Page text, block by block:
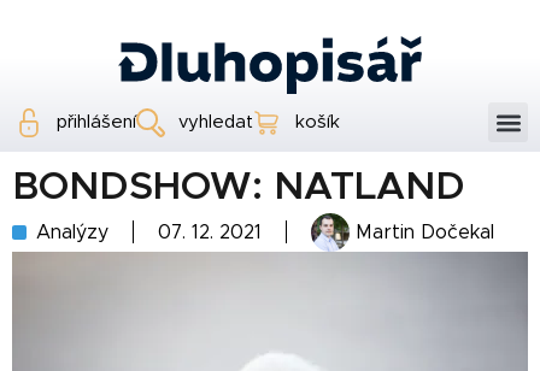
přihlášení vyhledat košík
BONDSHOW: NATLAND
Analýzy 07. 12. 2021 Martin Dočekal